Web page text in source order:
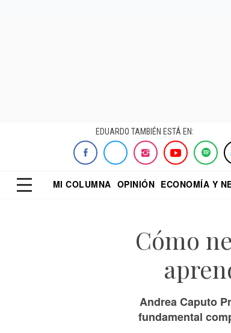
EDUARDO TAMBIÉN ESTÁ EN:
MI COLUMNA OPINIÓN ECONOMÍA Y
Cómo
Andrea Caputo
fundamental